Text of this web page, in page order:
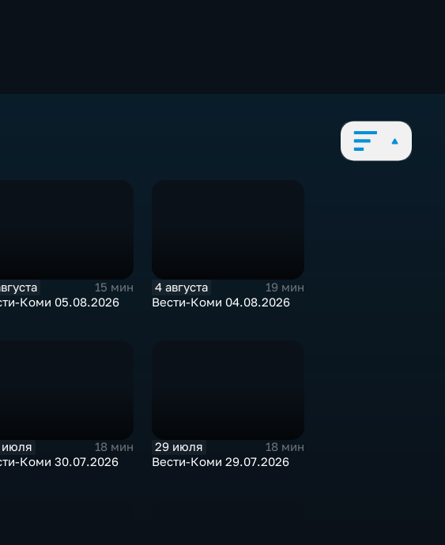
15 мин
Коми 05.08.2026
4 августа
19 мин
Вести-Коми 04.08.2026
июля
18 мин
Коми 30.07.2026
29 июля
18 мин
Вести-Коми 29.07.2026